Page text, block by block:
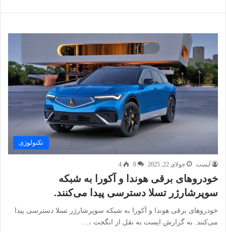
تکنولوژی
اَپست جولای 22, 2025 0
4
خودروهای برقی هوندا و آکورا به شبکه
سوپرشارژر تسلا دسترسی پیدا می‌کنند.
خودروهای برقی هوندا و آکورا به شبکه سوپرشارژر تسلا دسترسی پیدا
می‌کنند. به گزارش اپست به نقل از انگجت ،…